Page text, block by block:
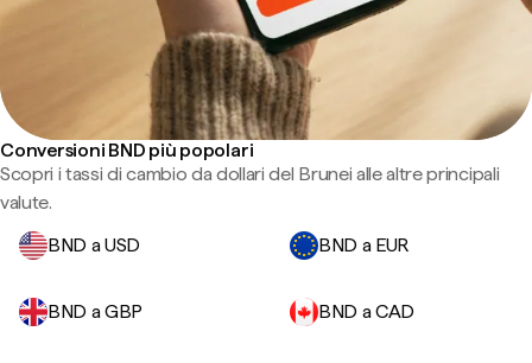
Conversioni BND più popolari
Scopri i tassi di cambio da dollari del Brunei alle altre principali
valute.
BND a USD
BND a EUR
BND a GBP BND a CAD